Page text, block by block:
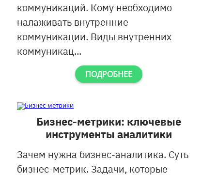
коммуникаций. Кому необходимо
налаживать внутренние
коммуникации. Виды внутренних
коммуникац...
ПОДРОБНЕЕ
Бизнес-метрики: ключевые
инструменты аналитики
Зачем нужна бизнес-аналитика. Суть
бизнес-метрик. Задачи, которые